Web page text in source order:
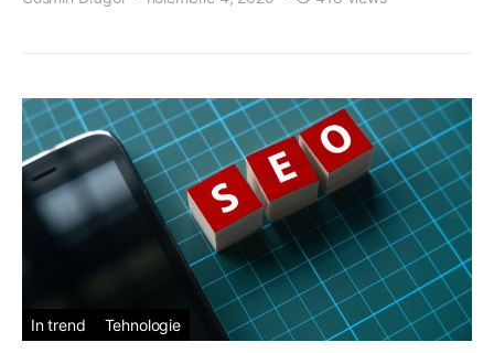
In trend Tehnologie